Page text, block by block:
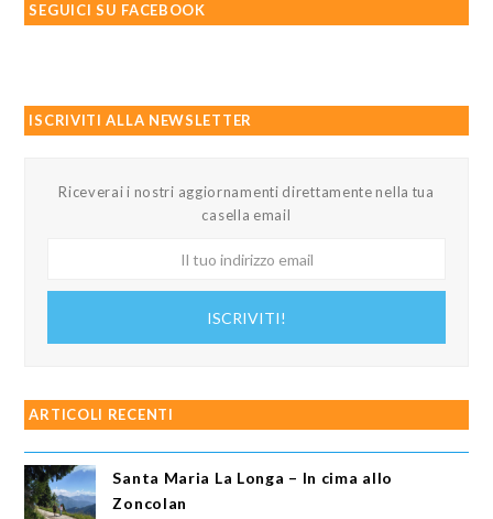
SEGUICI SU FACEBOOK
ISCRIVITI ALLA NEWSLETTER
Riceverai i nostri aggiornamenti direttamente nella tua
casella email
ISCRIVITI!
ARTICOLI RECENTI
Santa Maria La Longa – In cima allo
Zoncolan